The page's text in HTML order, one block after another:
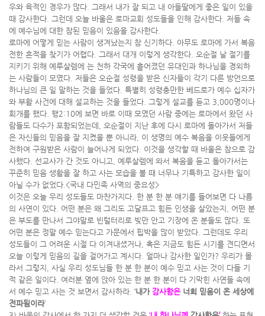
우와 육적인 경우가 많다. 그래서 내가 잘 되고 내 아들딸에게 좋은 일이 있을
때 감사한다. 그런데 오늘 바울은 로마교회 성도들을 인해 감사한다. 저들 속
에 예수님에 대한 참된 믿음이 있음을 감사한다.
로마에 어떻게 믿는 사람이 생겨났는지 참 신기하다. 아무도 로마에 가서 복음
전한 흔적을 찾기가 어렵다. 그래서 대개 이렇게 생각한다. 오순절 날 절기를
지키기 위해 예루살렘에 는 천하 각국에 흩어졌던 유대인과 하나님을 경외하
는 사람들이 모였다. 저들은 오순절 성령을 받은 신자들이 각기 다른 방언으로
하나님의 큰 일 말하는 것을 들었다. 특별히 성령충만한 베드로가 예수 십자가
와 부활 사건에 대해 설교하는 것을 들었다. 그렇게 설교를 듣고 3,000명이나
회개를 했다. 행2:10에 보면 바로 이때 모였던 사람 중에는 로마에서 왔던 사
람들도 다수가 포함되었는데, 오순절이 지난 후에 다시 로마에 돌아가서 저들
은 자신들의 믿음을 잘 지켰을 뿐 아니라, 이 생명의 예수 복음을 이웃들에게
전하여 구원받은 사람이 늘어나게 되었다. 이것을 생각할 때 바울은 참으로 감
사했다. 선교사가 간 것도 아니고, 예루살렘에 와서 복음을 듣고 돌아가서는
꾸준히 믿음 생활을 잘 하고 사는 모습을 볼 때 너무나 기특하고 감사한 일이
아닐 수가 없었다.<국내 다민족 사역의 중요성>
이것은 오늘 우리 성도들도 마찬가지다. 한 분 한 분 얘기를 들어보면 다 나름
의 사연이 있다. 어떤 분은 왜 그리도 고달프고 힘든 인생을 살았는지, 어떤 분
은 부도를 만나서 그야말로 빈털터리로 빚만 안고 기장에 온 분들도 많다. 또
어떤 분은 정말 예수 믿는다고 가문에서 핍박을 많이 받았다. 그런데도 우리
성도들이 그 어려운 시절 다 이겨내셨거나, 혹은 지금도 힘든 시기를 견디면서
오늘 이렇게 믿음의 길을 걸어가고 계시다. 얼마나 감사한 일인가? 우리가 몰
라서 그렇지, 사실 우리 성도님들 한 분 한 분이 예수 믿고 사는 것이 다들 기
적 같은 일이다. 여러분 옆에 앉아 있는 한 분 한 분이 다 기막힌 사연들 속에
서 예수 믿고 사는 것 보면서 감사하라. ‘내가 감사함은너희 믿음이 온 세상에
전파됨이라’